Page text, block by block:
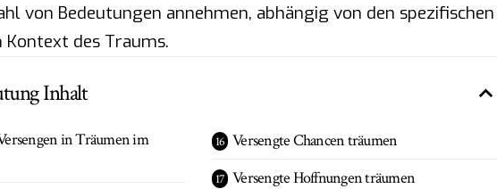
von Bedeutungen annehmen, abhängig von den spezifischen
Kontext des Traums.
Inhalt
in Träumen im
Versengte Chancen träumen
Versengte Hoffnungen träumen